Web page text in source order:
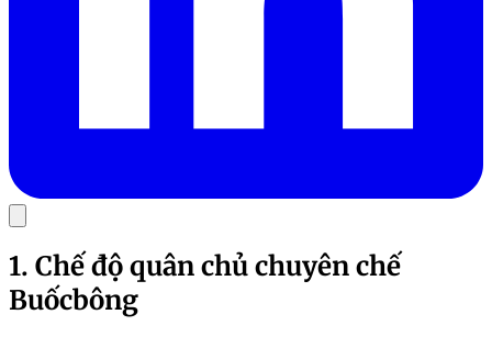
1. Chế độ quân chủ chuyên chế
Buốcbông